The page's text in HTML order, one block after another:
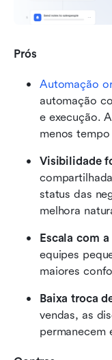
Prós
Automação
automação
e execução.
menos
Visibilidade
status das
melhora
Escala com
equipes
maiores
Baixa troca
vendas, as
permanecem